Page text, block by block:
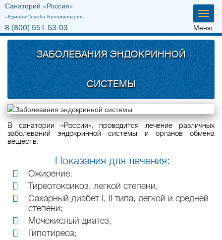
Меню
Меню
Санаторий «Россия»
«Единая Служба Бронирования»
8 (800) 551-53-03
ЗАБОЛЕВАНИЯ ЭНДОКРИННОЙ
СИСТЕМЫ
В санатории «Россия», проводится лечение различных
заболеваний эндокринной системы и органов обмена
веществ.
Показания для лечения:
Ожирение;
Тиреотоксикоз, легкой степени;
Сахарный диабет I, II типа, легкой и средней
степени;
Мочекислый диатез;
Гипотиреоз;